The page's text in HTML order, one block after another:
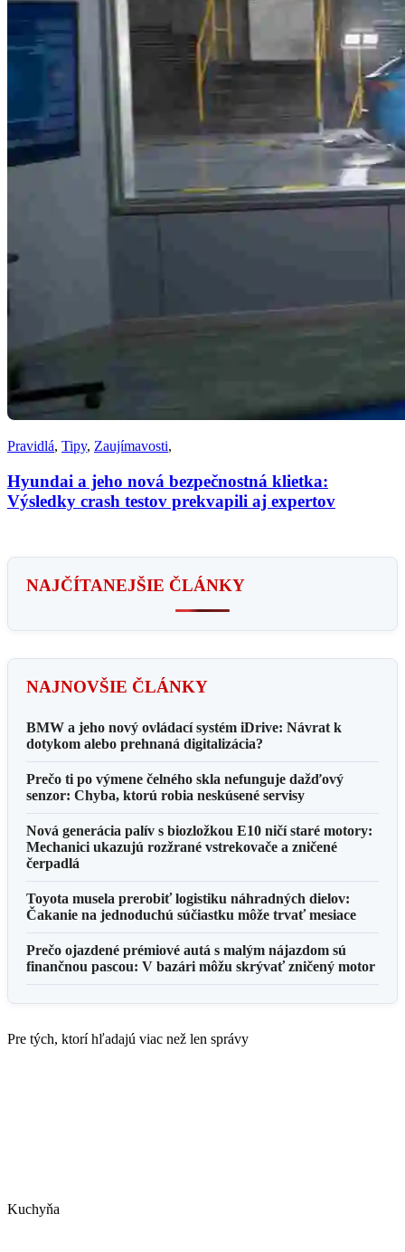
Pravidlá, Tipy, Zaujímavosti,
Hyundai a jeho nová bezpečnostná klietka:
Výsledky crash testov prekvapili aj expertov
NAJČÍTANEJŠIE ČLÁNKY
NAJNOVŠIE ČLÁNKY
BMW a jeho nový ovládací systém iDrive: Návrat k
dotykom alebo prehnaná digitalizácia?
Prečo ti po výmene čelného skla nefunguje dažďový
senzor: Chyba, ktorú robia neskúsené servisy
Nová generácia palív s biozložkou E10 ničí staré motory:
Mechanici ukazujú rozžrané vstrekovače a zničené
čerpadlá
Toyota musela prerobiť logistiku náhradných dielov:
Čakanie na jednoduchú súčiastku môže trvať mesiace
Prečo ojazdené prémiové autá s malým nájazdom sú
finančnou pascou: V bazári môžu skrývať zničený motor
Pre tých, ktorí hľadajú viac než len správy
Kuchyňa